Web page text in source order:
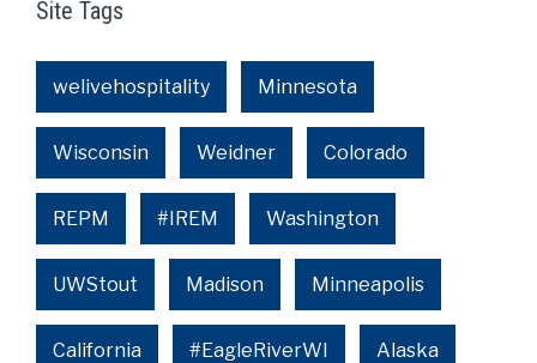
Site Tags
welivehospitality Minnesota
Wisconsin Weidner Colorado
REPM #IREM Washington
UWStout Madison Minneapolis
California #EagleRiverWI Alaska